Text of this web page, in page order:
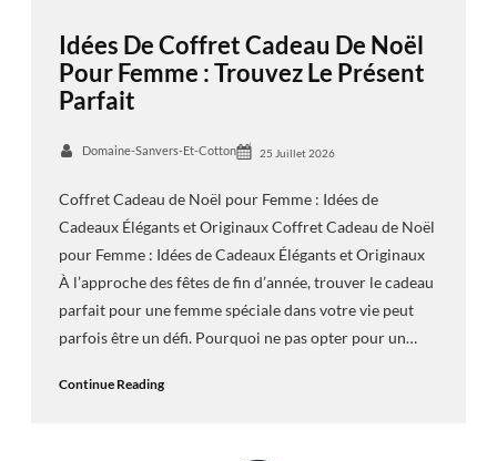
Idées De Coffret Cadeau De Noël
Pour Femme : Trouvez Le Présent
Parfait
Domaine-Sanvers-Et-Cotton 25 Juillet 2026
Coffret Cadeau de Noël pour Femme : Idées de
Cadeaux Élégants et Originaux Coffret Cadeau de Noël
pour Femme : Idées de Cadeaux Élégants et Originaux
À l’approche des fêtes de fin d’année, trouver le cadeau
parfait pour une femme spéciale dans votre vie peut
parfois être un défi. Pourquoi ne pas opter pour un…
Continue Reading